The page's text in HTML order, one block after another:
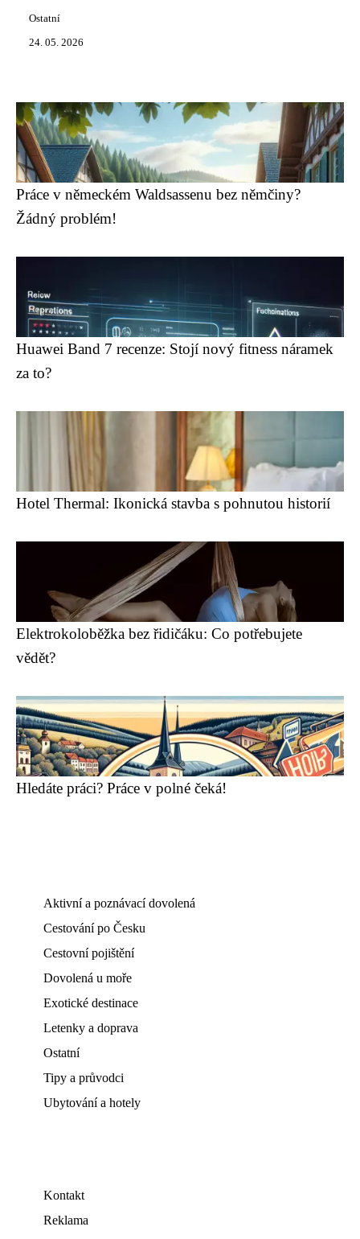
Ostatní
24. 05. 2026
Práce v německém Waldsassenu bez němčiny?
Žádný problém!
Huawei Band 7 recenze: Stojí nový fitness náramek
za to?
Hotel Thermal: Ikonická stavba s pohnutou historií
Elektrokoloběžka bez řidičáku: Co potřebujete
vědět?
Hledáte práci? Práce v polné čeká!
Aktivní a poznávací dovolená
Cestování po Česku
Cestovní pojištění
Dovolená u moře
Exotické destinace
Letenky a doprava
Ostatní
Tipy a průvodci
Ubytování a hotely
Kontakt
Reklama